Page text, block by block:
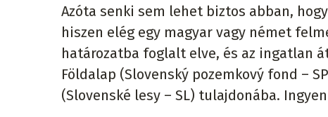
Azóta senki sem lehet biztos abban,
hiszen elég egy magyar vagy német
határozatba foglalt elve, és az ingatlan
Földalap (Slovenský pozemkový fond –
(Slovenské lesy – SL) tulajdonába.